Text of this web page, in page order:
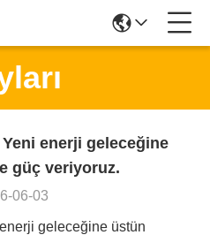
Yeni enerji geleceğine
güç veriyoruz.
06-03
geleceğine üstün